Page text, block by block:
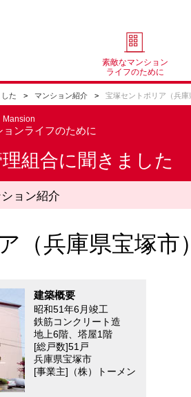
素敵なマンション
ライフのために
た マンション紹介 宝塚セントポリア（兵庫
Mansion
ンライフのために
組合に聞きました
ョン紹介
（兵庫県宝塚市）
建築概要
昭和51年6月竣工
鉄筋コンクリート造
地上6階、塔屋1階
[総戸数]51戸
兵庫県宝塚市
[事業主]（株）トーメン